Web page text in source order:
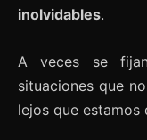
inolvidables.
A veces se
situaciones que
lejos que estamos